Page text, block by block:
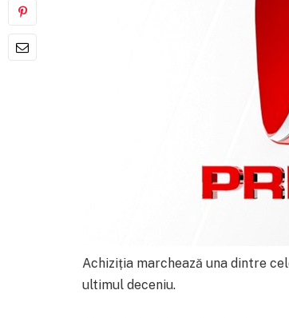
Achiziția marchează una dintre
ultimul deceniu.